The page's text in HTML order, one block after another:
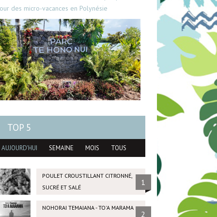
des micro-vacances en Polynésie
TOP 5
AUJOURD'HUI SEMAINE MOIS TOUS
POULET CROUSTILLANT CITRONNÉ,
SUCRÉ ET SALÉ
1
NOHORAI TEMAIANA - TO'A MARAMA
2